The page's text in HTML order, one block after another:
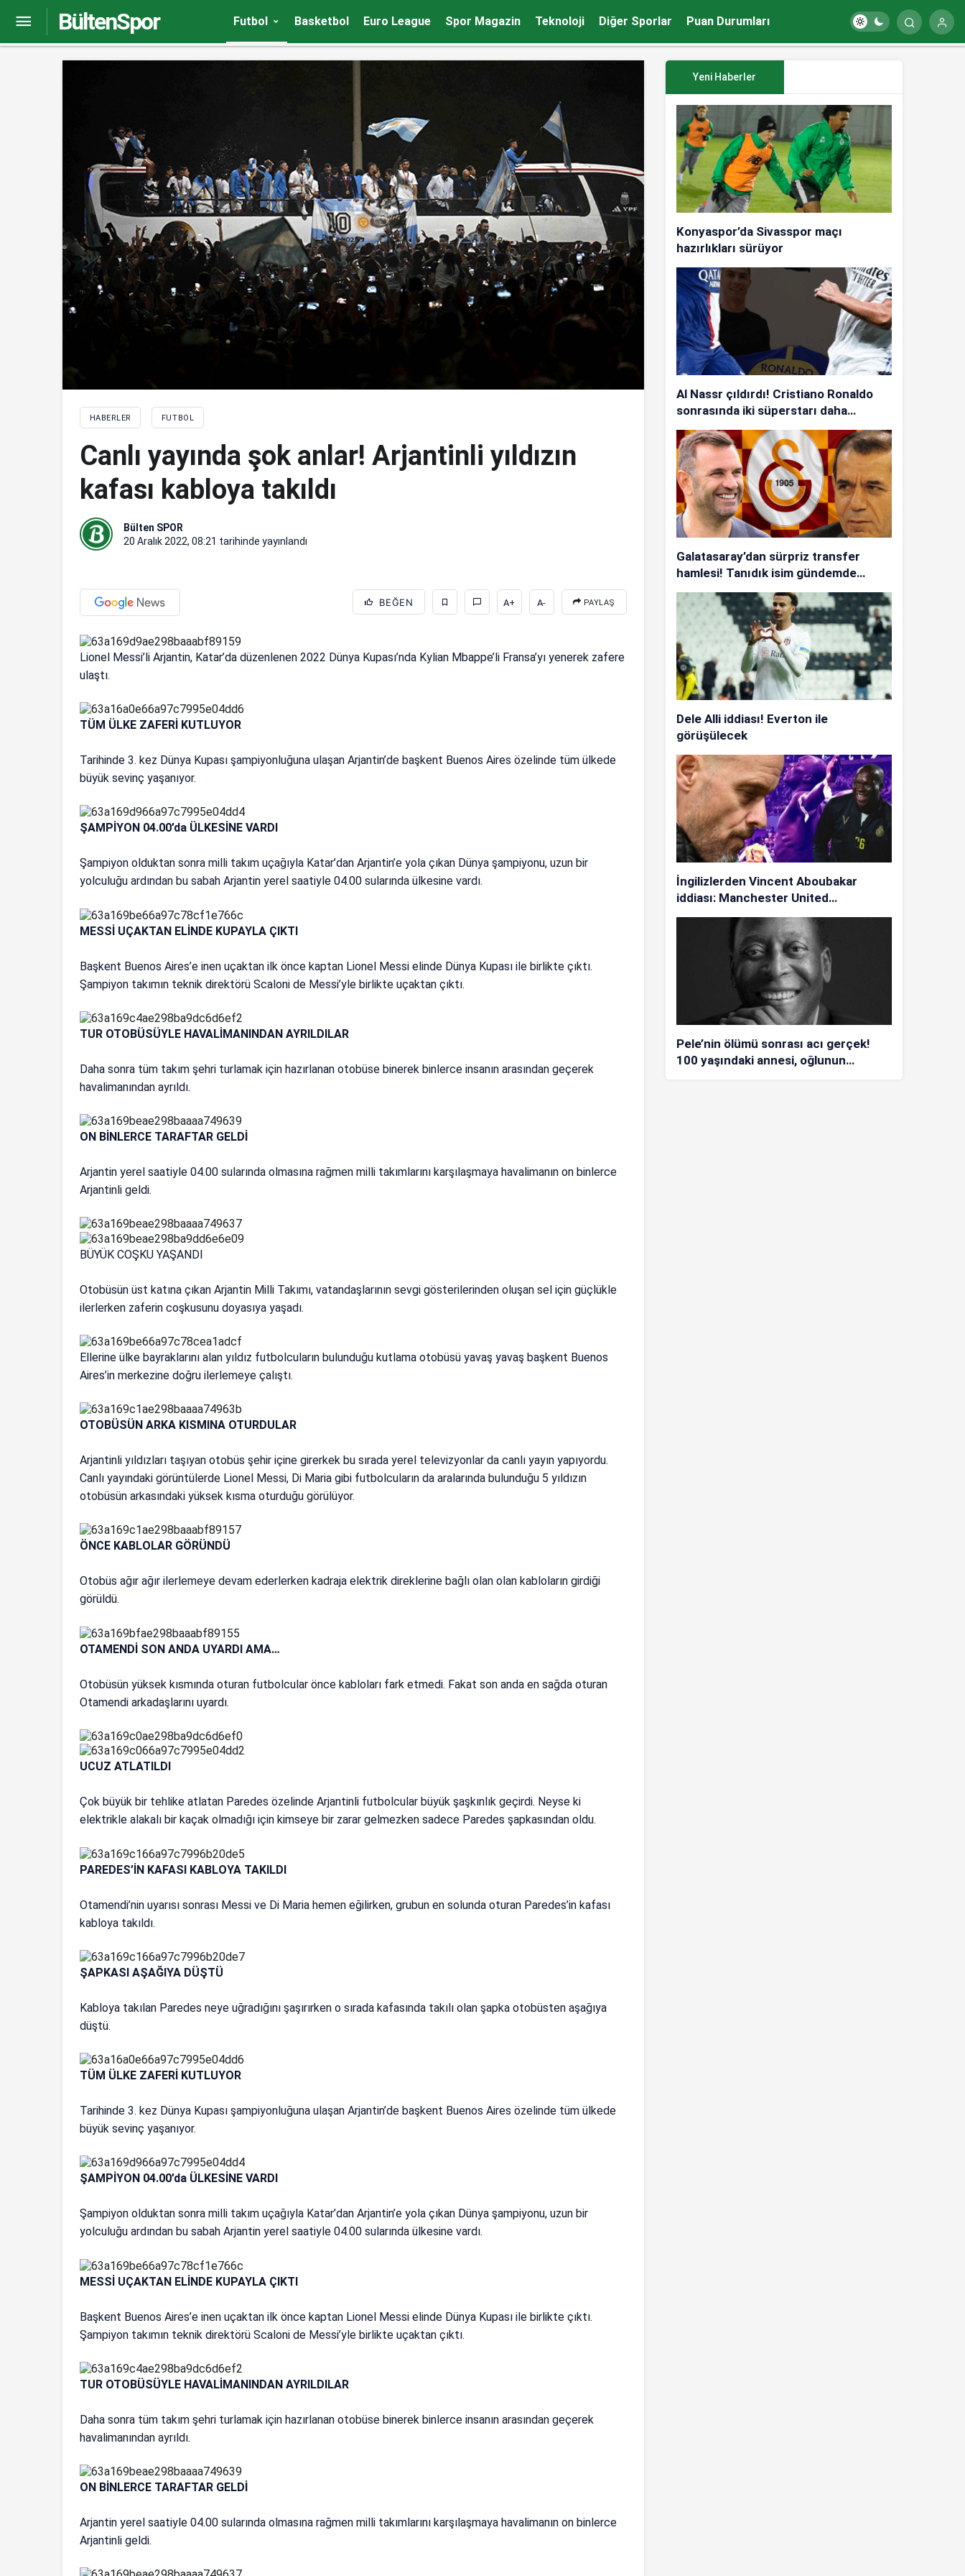
BültenSpor Futbol Basketbol Euro League Spor Magazin Teknoloji Diğer Sporlar Puan Durumları
HABERLER FUTBOL
Canlı yayında şok anlar! Arjantinli yıldızın
kafası kabloya takıldı
Bülten SPOR
20 Aralık 2022, 08:21 tarihinde yayınlandı
BEĞEN A+ A- PAYLAŞ
Lionel Messi’li Arjantin, Katar’da düzenlenen 2022 Dünya Kupası’nda Kylian Mbappe’li Fransa’yı yenerek zafere
ulaştı.
TÜM ÜLKE ZAFERİ KUTLUYOR
Tarihinde 3. kez Dünya Kupası şampiyonluğuna ulaşan Arjantin’de başkent Buenos Aires özelinde tüm ülkede
büyük sevinç yaşanıyor.
ŞAMPİYON 04.00’da ÜLKESİNE VARDI
Şampiyon olduktan sonra milli takım uçağıyla Katar’dan Arjantin’e yola çıkan Dünya şampiyonu, uzun bir
yolculuğu ardından bu sabah Arjantin yerel saatiyle 04.00 sularında ülkesine vardı.
MESSİ UÇAKTAN ELİNDE KUPAYLA ÇIKTI
Başkent Buenos Aires’e inen uçaktan ilk önce kaptan Lionel Messi elinde Dünya Kupası ile birlikte çıktı.
Şampiyon takımın teknik direktörü Scaloni de Messi’yle birlikte uçaktan çıktı.
TUR OTOBÜSÜYLE HAVALİMANINDAN AYRILDILAR
Daha sonra tüm takım şehri turlamak için hazırlanan otobüse binerek binlerce insanın arasından geçerek
havalimanından ayrıldı.
ON BİNLERCE TARAFTAR GELDİ
Arjantin yerel saatiyle 04.00 sularında olmasına rağmen milli takımlarını karşılaşmaya havalimanın on binlerce
Arjantinli geldi.
BÜYÜK COŞKU YAŞANDI
Otobüsün üst katına çıkan Arjantin Milli Takımı, vatandaşlarının sevgi gösterilerinden oluşan sel için güçlükle
ilerlerken zaferin coşkusunu doyasıya yaşadı.
Ellerine ülke bayraklarını alan yıldız futbolcuların bulunduğu kutlama otobüsü yavaş yavaş başkent Buenos
Aires’in merkezine doğru ilerlemeye çalıştı.
OTOBÜSÜN ARKA KISMINA OTURDULAR
Arjantinli yıldızları taşıyan otobüs şehir içine girerkek bu sırada yerel televizyonlar da canlı yayın yapıyordu.
Canlı yayındaki görüntülerde Lionel Messi, Di Maria gibi futbolcuların da aralarında bulunduğu 5 yıldızın
otobüsün arkasındaki yüksek kısma oturduğu görülüyor.
ÖNCE KABLOLAR GÖRÜNDÜ
Otobüs ağır ağır ilerlemeye devam ederlerken kadraja elektrik direklerine bağlı olan olan kabloların girdiği
görüldü.
OTAMENDİ SON ANDA UYARDI AMA…
Otobüsün yüksek kısmında oturan futbolcular önce kabloları fark etmedi. Fakat son anda en sağda oturan
Otamendi arkadaşlarını uyardı.
UCUZ ATLATILDI
Çok büyük bir tehlike atlatan Paredes özelinde Arjantinli futbolcular büyük şaşkınlık geçirdi. Neyse ki
elektrikle alakalı bir kaçak olmadığı için kimseye bir zarar gelmezken sadece Paredes şapkasından oldu.
PAREDES’İN KAFASI KABLOYA TAKILDI
Otamendi’nin uyarısı sonrası Messi ve Di Maria hemen eğilirken, grubun en solunda oturan Paredes’in kafası
kabloya takıldı.
ŞAPKASI AŞAĞIYA DÜŞTÜ
Kabloya takılan Paredes neye uğradığını şaşırırken o sırada kafasında takılı olan şapka otobüsten aşağıya
düştü.
TÜM ÜLKE ZAFERİ KUTLUYOR
Tarihinde 3. kez Dünya Kupası şampiyonluğuna ulaşan Arjantin’de başkent Buenos Aires özelinde tüm ülkede
büyük sevinç yaşanıyor.
ŞAMPİYON 04.00’da ÜLKESİNE VARDI
Şampiyon olduktan sonra milli takım uçağıyla Katar’dan Arjantin’e yola çıkan Dünya şampiyonu, uzun bir
yolculuğu ardından bu sabah Arjantin yerel saatiyle 04.00 sularında ülkesine vardı.
MESSİ UÇAKTAN ELİNDE KUPAYLA ÇIKTI
Başkent Buenos Aires’e inen uçaktan ilk önce kaptan Lionel Messi elinde Dünya Kupası ile birlikte çıktı.
Şampiyon takımın teknik direktörü Scaloni de Messi’yle birlikte uçaktan çıktı.
TUR OTOBÜSÜYLE HAVALİMANINDAN AYRILDILAR
Daha sonra tüm takım şehri turlamak için hazırlanan otobüse binerek binlerce insanın arasından geçerek
havalimanından ayrıldı.
ON BİNLERCE TARAFTAR GELDİ
Arjantin yerel saatiyle 04.00 sularında olmasına rağmen milli takımlarını karşılaşmaya havalimanın on binlerce
Arjantinli geldi.
Yeni Haberler
Konyaspor’da Sivasspor maçı
hazırlıkları sürüyor
Al Nassr çıldırdı! Cristiano Ronaldo
sonrasında iki süperstarı daha
istiyorlar…
Galatasaray’dan sürpriz transfer
hamlesi! Tanıdık isim gündemde…
Dele Alli iddiası! Everton ile
görüşülecek
İngilizlerden Vincent Aboubakar
iddiası: Manchester United…
Pele’nin ölümü sonrası acı gerçek!
100 yaşındaki annesi, oğlunun
Dünyanın her yeri Lionel Messi!